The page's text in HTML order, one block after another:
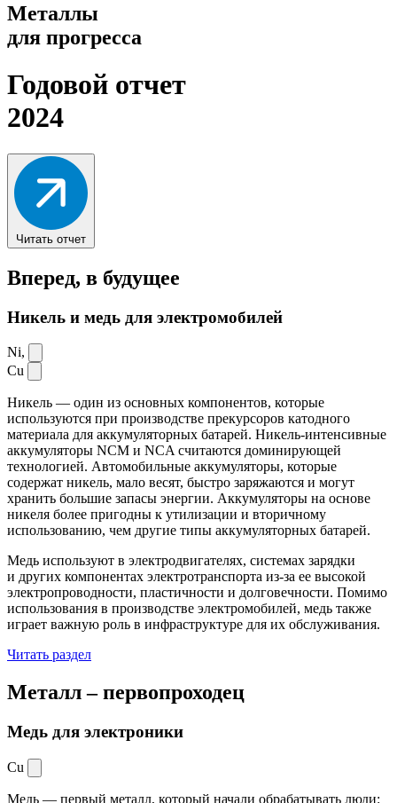
Металлы
для прогресса
Годовой отчет
2024
Читать отчет
Вперед, в будущее
Никель и медь для электромобилей
Ni,
Cu
Никель — один из основных компонентов, которые
используются при производстве прекурсоров катодного
материала для аккумуляторных батарей. Никель-интенсивные
аккумуляторы NCM и NCA считаются доминирующей
технологией. Автомобильные аккумуляторы, которые
содержат никель, мало весят, быстро заряжаются и могут
хранить большие запасы энергии. Аккумуляторы на основе
никеля более пригодны к утилизации и вторичному
использованию, чем другие типы аккумуляторных батарей.
Медь используют в электродвигателях, системах зарядки
и других компонентах электротранспорта из-за ее высокой
электропроводности, пластичности и долговечности. Помимо
использования в производстве электромобилей, медь также
играет важную роль в инфраструктуре для их обслуживания.
Читать раздел
Металл –первопроходец
Медь для электроники
Cu
Медь — первый металл, который начали обрабатывать люди: